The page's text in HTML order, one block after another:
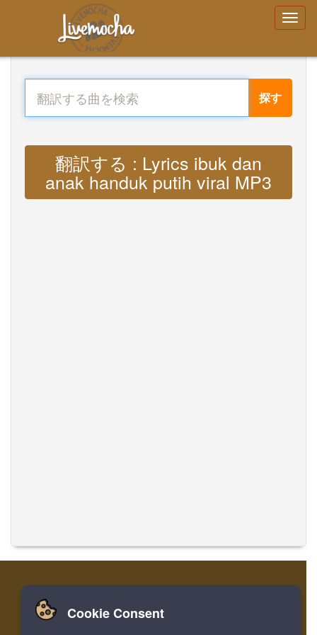
探す
翻訳する : Lyrics ibuk dan
anak handuk putih viral MP3
家 ログイン 登録
Cookie Consent